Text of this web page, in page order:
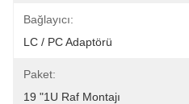
Bağlayıcı:
LC / PC Adaptörü
Paket:
19 "1U Raf Montajı